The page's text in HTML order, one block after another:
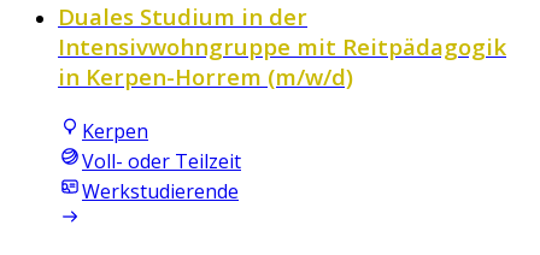
Duales Studium in der
Intensivwohngruppe mit Reitpädagogik
in Kerpen-Horrem (m/w/d)
Kerpen
Voll- oder Teilzeit
Werkstudierende